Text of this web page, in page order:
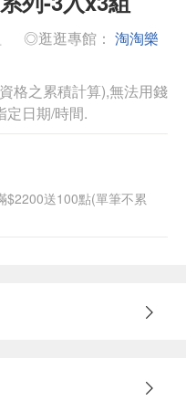
◎逛逛專館： 淘淘樂
格之累積計算),無法用錢
定日期/時間.
$2200送100點(單筆不累